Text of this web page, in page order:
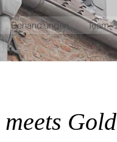
Behandlungen Team
Gold